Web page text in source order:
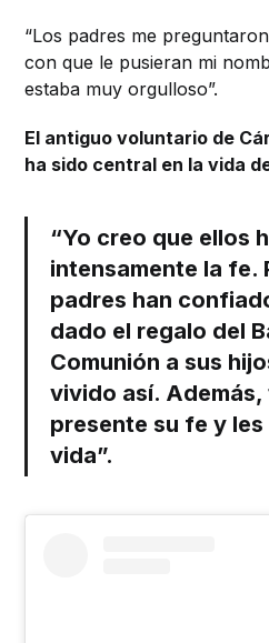
“Los padres me
con que le pusieran mi
estaba muy orgulloso”.
El antiguo voluntario de
ha sido central en la vida
“Yo creo que ellos
intensamente la fe.
padres han
dado el regalo del
Comunión a sus
vivido así. Además,
presente su fe y
vida”.